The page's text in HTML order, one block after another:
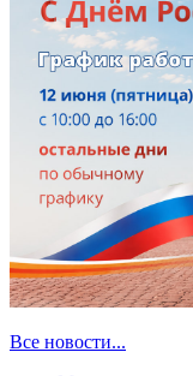
Все новости...